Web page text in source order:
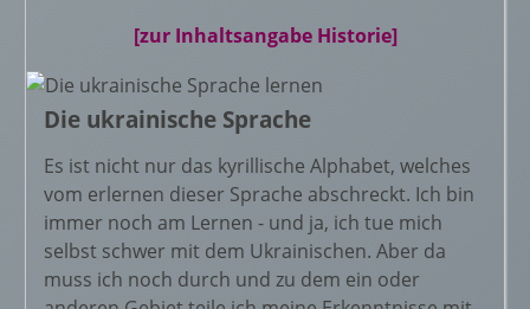
[zur Inhaltsangabe Historie]
Die ukrainische Sprache
Es ist nicht nur das kyrillische Alphabet, welches
vom erlernen dieser Sprache abschreckt. Ich bin
immer noch am Lernen - und ja, ich tue mich
selbst schwer mit dem Ukrainischen. Aber da
muss ich noch durch und zu dem ein oder